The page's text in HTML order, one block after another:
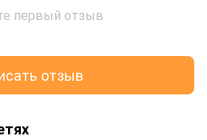
первый отзыв
отзыв